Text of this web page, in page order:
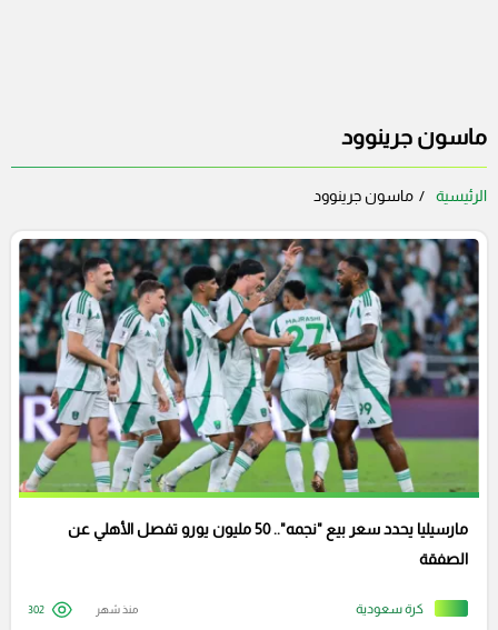
ماسون جرينوود
الرئيسية ماسون جرينوود
كرة سعودية
مارسيليا يحدد سعر بيع "نجمه".. 50 مليون يورو تفصل الأهلي عن
الصفقة
منذ شهر 302